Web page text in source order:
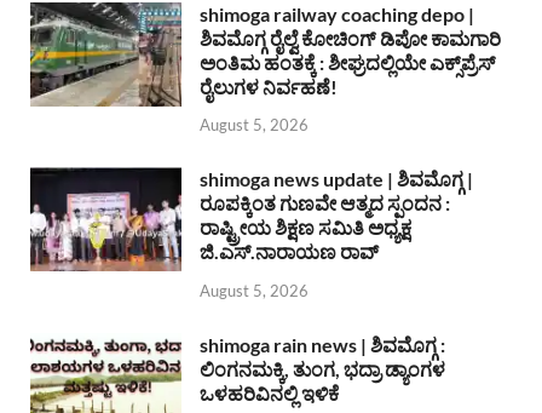
shimoga railway coaching depo |
ಶಿವಮೊಗ್ಗ ರೈಲ್ವೆ ಕೋಚಿಂಗ್ ಡಿಪೋ ಕಾಮಗಾರಿ
ಅಂತಿಮ ಹಂತಕ್ಕೆ : ಶೀಘ್ರದಲ್ಲಿಯೇ ಎಕ್ಸ್‌ಪ್ರೆಸ್
ರೈಲುಗಳ ನಿರ್ವಹಣೆ!
August 5, 2026
shimoga news update | ಶಿವಮೊಗ್ಗ |
ರೂಪಕ್ಕಿಂತ ಗುಣವೇ ಆತ್ಮದ ಸ್ಪಂದನ :
ರಾಷ್ಟ್ರೀಯ ಶಿಕ್ಷಣ ಸಮಿತಿ ಅಧ್ಯಕ್ಷ
ಜಿ.ಎಸ್.ನಾರಾಯಣ ರಾವ್
August 5, 2026
shimoga rain news | ಶಿವಮೊಗ್ಗ :
ಲಿಂಗನಮಕ್ಕಿ, ತುಂಗ, ಭದ್ರಾ ಡ್ಯಾಂಗಳ
ಒಳಹರಿವಿನಲ್ಲಿ ಇಳಿಕೆ